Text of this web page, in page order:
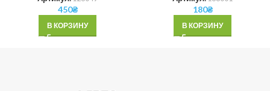
450₴
В КОРЗИНУ
180₴
В КОРЗИНУ